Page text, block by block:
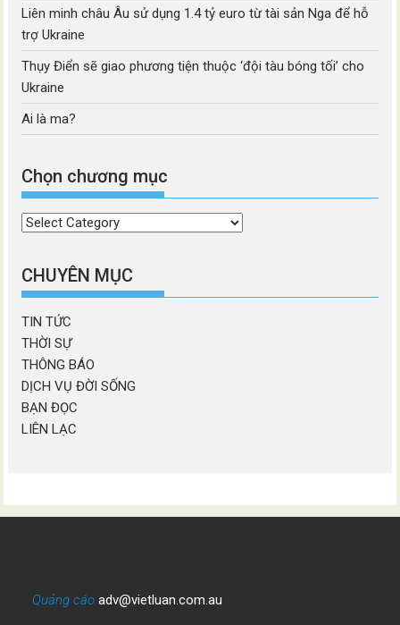
Liên minh châu Âu sử dụng 1.4 tỷ euro từ tài sản Nga để hỗ
trợ Ukraine
Thụy Điển sẽ giao phương tiện thuộc ‘đội tàu bóng tối’ cho
Ukraine
Ai là ma?
Chọn chương mục
Chọn
mục
CHUYÊN MỤC
TIN TỨC
THỜI SỰ
THÔNG BÁO
DỊCH VỤ ĐỜI SỐNG
BẠN ĐỌC
LIÊN LẠC
Quảng cáo adv@vietluan.com.au